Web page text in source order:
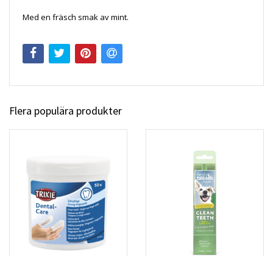
Med en fräsch smak av mint.
Flera populära produkter